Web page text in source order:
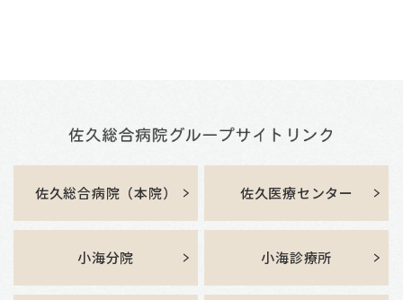
佐久総合病院（本院） 佐久医療センター
小海分院 小海診療所